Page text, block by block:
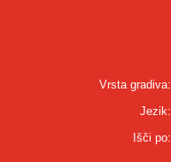
Vrsta gradiva:
Jezik:
Išči po: